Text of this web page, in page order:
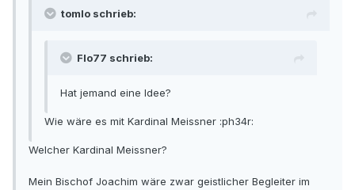
tomlo schrieb:
Flo77 schrieb:
Hat jemand eine Idee?
Wie wäre es mit Kardinal Meissner :ph34r:
Welcher Kardinal Meissner?
Mein Bischof Joachim wäre zwar geistlicher Begleiter im